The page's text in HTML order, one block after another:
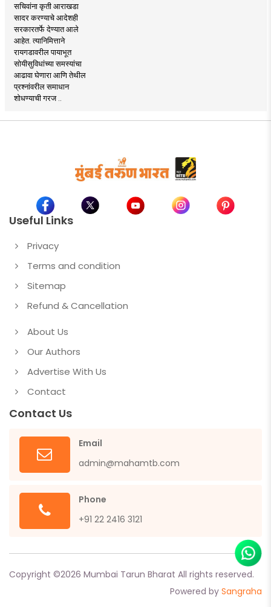
सचिवांना कृती आराखडा
सादर करण्याचे आदेशही
सरकारतर्फे देण्यात आले
आहेत. त्यानिमित्ताने
रायगडावरील पायाभूत
सोयीसुविधांच्या समस्यांचा
आढावा घेणारा आणि तेथील
प्रश्नांवरील समाधान
शोधण्याची गरज ..
Useful Links
Privacy
Terms and condition
Sitemap
Refund & Cancellation
About Us
Our Authors
Advertise With Us
Contact
Contact Us
Email
admin@mahamtb.com
Phone
+91 22 2416 3121
Copyright ©2026 Mumbai Tarun Bharat All rights reserved.
Powered by Sangraha